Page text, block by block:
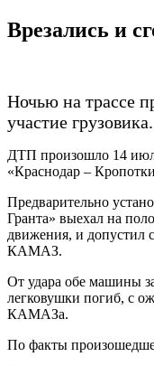
Врезались и
Ночью на трассе
участие грузовика.
ДТП произошло 14
«Краснодар –
Предварительно
Гранта» выехал на
движения, и допустил
КАМАЗ.
От удара обе машины
легковушки погиб, с
КАМАЗа.
По факты